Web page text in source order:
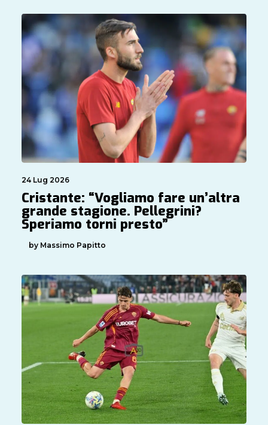
24 Lug 2026
Cristante: “Vogliamo fare un’altra
grande stagione. Pellegrini?
Speriamo torni presto”
by Massimo Papitto